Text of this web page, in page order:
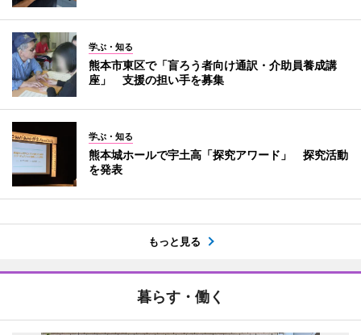
学ぶ・知る
熊本市東区で「盲ろう者向け通訳・介助員養成講
座」 支援の担い手を募集
学ぶ・知る
熊本城ホールで宇土高「探究アワード」 探究活動
を発表
もっと見る
暮らす・働く